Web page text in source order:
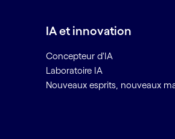
IA et innovation
Concepteur d'IA
Laboratoire IA
Nouveaux esprits, nouveaux